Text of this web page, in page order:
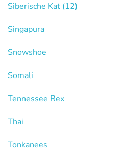
Siberische Kat (12)
Singapura
Snowshoe
Somali
Tennessee Rex
Thai
Tonkanees